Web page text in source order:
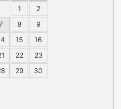
1
2
8
9
15
16
22
23
29
30